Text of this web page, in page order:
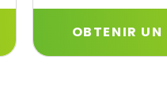
OBTENIR UN